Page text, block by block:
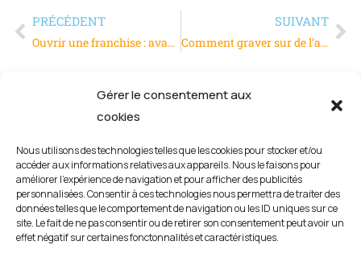
Gérer le consentement aux
cookies
Nous utilisons des technologies telles que les cookies pour stocker et/ou
accéder aux informations relatives aux appareils. Nous le faisons pour
améliorer l’expérience de navigation et pour afficher des publicités
personnalisées. Consentir à ces technologies nous permettra de traiter des
données telles que le comportement de navigation ou les ID uniques sur ce
site. Le fait de ne pas consentir ou de retirer son consentement peut avoir un
effet négatif sur certaines fonctonnalités et caractéristiques.
PRÉCÉDENT
Ouvrir une franchise : avantages, défis et étapes clés
SUIVANT
Comment graver sur de l’acier avec précision ?